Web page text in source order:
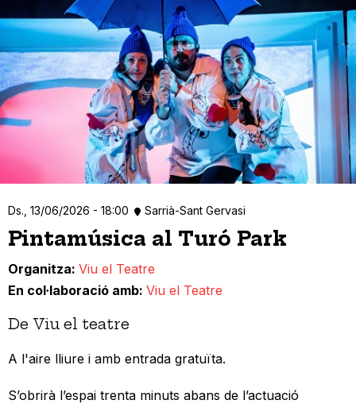
Ds., 13/06/2026 - 18:00 Sarrià-Sant Gervasi
Pintamúsica al Turó Park
Organitza Viu el Teatre
En col·laboració amb Viu el Teatre
De Viu el teatre
A l'aire lliure i amb entrada gratuïta.
S’obrirà l’espai trenta minuts abans de l’actuació